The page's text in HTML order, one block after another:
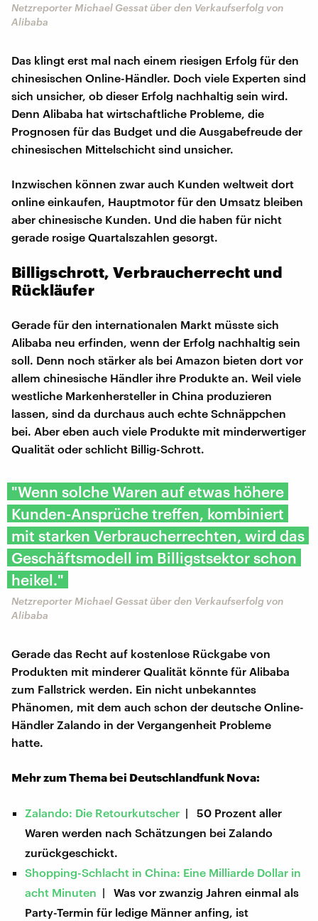
Netzreporter Michael Gessat über den Verkaufserfolg von
Alibaba
Das klingt erst mal nach einem riesigen Erfolg für den
chinesischen Online-Händler. Doch viele Experten sind
sich unsicher, ob dieser Erfolg nachhaltig sein wird.
Denn Alibaba hat wirtschaftliche Probleme, die
Prognosen für das Budget und die Ausgabefreude der
chinesischen Mittelschicht sind unsicher.
Inzwischen können zwar auch Kunden weltweit dort
online einkaufen, Hauptmotor für den Umsatz bleiben
aber chinesische Kunden. Und die haben für nicht
gerade rosige Quartalszahlen gesorgt.
Billigschrott, Verbraucherrecht und
Rückläufer
Gerade für den internationalen Markt müsste sich
Alibaba neu erfinden, wenn der Erfolg nachhaltig sein
soll. Denn noch stärker als bei Amazon bieten dort vor
allem chinesische Händler ihre Produkte an. Weil viele
westliche Markenhersteller in China produzieren
lassen, sind da durchaus auch echte Schnäppchen
bei. Aber eben auch viele Produkte mit minderwertiger
Qualität oder schlicht Billig-Schrott.
"Wenn solche Waren auf etwas höhere
Kunden-Ansprüche treffen, kombiniert
mit starken Verbraucherrechten, wird das
Geschäftsmodell im Billigstsektor schon
heikel."
Netzreporter Michael Gessat über den Verkaufserfolg von
Alibaba
Gerade das Recht auf kostenlose Rückgabe von
Produkten mit minderer Qualität könnte für Alibaba
zum Fallstrick werden. Ein nicht unbekanntes
Phänomen, mit dem auch schon der deutsche Online-
Händler Zalando in der Vergangenheit Probleme
hatte.
Mehr zum Thema bei Deutschlandfunk Nova:
Zalando: Die Retourkutscher | 50 Prozent aller
Waren werden nach Schätzungen bei Zalando
zurückgeschickt.
Shopping-Schlacht in China: Eine Milliarde Dollar in
acht Minuten | Was vor zwanzig Jahren einmal als
Party-Termin für ledige Männer anfing, ist